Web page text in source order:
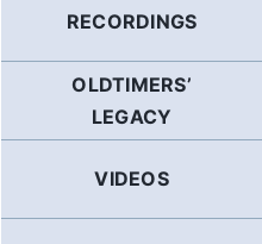
RECORDINGS
OLDTIMERS’
LEGACY
VIDEOS